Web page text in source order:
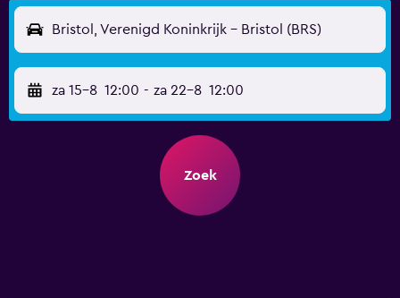
Bristol, Verenigd Koninkrijk - Bristol (BRS)
za 15-8 12:00 - za 22-8 12:00
Zoek